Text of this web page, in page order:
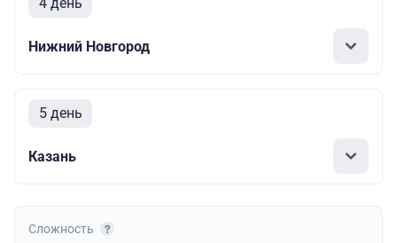
Нижний Новгород
5 день
Казань
Сложность